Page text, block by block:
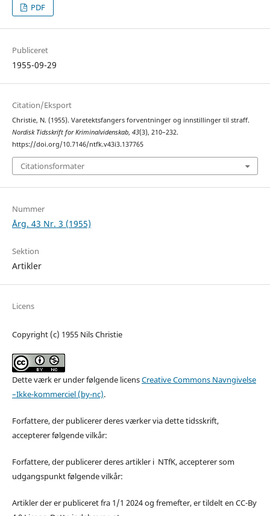
PDF
Publiceret
1955-09-29
Citation/Eksport
Christie, N. (1955). Varetektsfangers forventninger og innstillinger til straff.
Nordisk Tidsskrift for Kriminalvidenskab, 43(3), 210–232.
https://doi.org/10.7146/ntfk.v43i3.137765
Citationsformater
Nummer
Årg. 43 Nr. 3 (1955)
Sektion
Artikler
Licens
Copyright (c) 1955 Nils Christie
Dette værk er under følgende licensCreative Commons Navngivelse
–Ikke-kommerciel (by-nc).
Forfattere, der publicerer deres værker via dette tidsskrift,
accepterer følgende vilkår:
Forfattere, der publicerer deres artikler i NTfK, accepterer som
udgangspunkt følgende vilkår:
Artikler der er publiceret fra 1/1 2024 og fremefter, er tildelt en CC-By